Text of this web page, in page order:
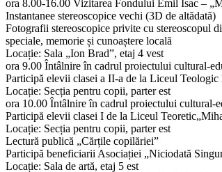
ora 8.00-16.00 Vizitarea Fondului Emil Isac –
Instantanee stereoscopice vechi (3D de altădată)
Fotografii stereoscopice privite cu stereoscopul
speciale, memorie și cunoaștere locală
Locație: Sala „Ion Brad”, etaj 4 vest
ora 9.00 Întâlnire în cadrul proiectului cultural-
Participă elevii clasei a II-a de la Liceul Teologic
Locație: Secția pentru copii, parter est
ora 10.00 Întâlnire în cadrul proiectului cultural-
Participă elevii clasei I de la Liceul
Locație: Secția pentru copii, parter est
Lectură publică „Cărțile copilăriei”
Participă beneficiarii Asociației „Niciodată
Locație: Sala de artă, etaj 5 est